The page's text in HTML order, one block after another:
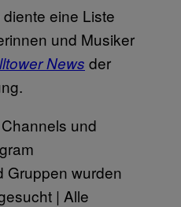
eine Liste
und Musiker
News der
Gruppen wurden
| Alle